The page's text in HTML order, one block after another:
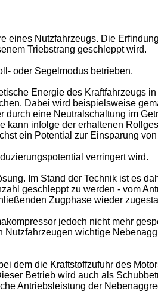
eines Nutzfahrzeugs. Die
Triebstrang geschleppt wird.
oder Segelmodus betrieben.
Energie des Kraftfahrzeugs
Dabei wird beispielsweise
durch eine Neutralschaltung im
kann infolge der erhaltenen
ein Potential zur Einsparung von
verringert wird.
Im Stand der Technik ist es
geschleppt zu werden - vom
Zugphase wieder
jedoch nicht mehr
wichtige
dem die Kraftstoffzufuhr des
Betrieb wird auch als
Antriebsleistung der